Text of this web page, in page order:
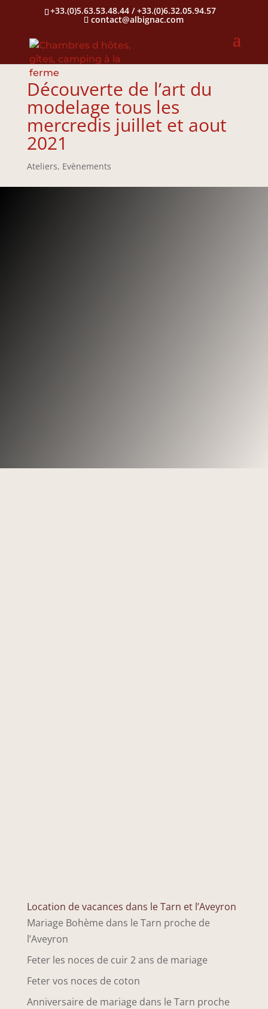
+33.(0)5.63.53.48.44 / +33.(0)6.32.05.94.57
contact@albignac.com
Découverte de l’art du
modelage tous les
mercredis juillet et aout
2021
Ateliers, Evènements
Location de vacances dans le Tarn et l’Aveyron
Mariage Bohème dans le Tarn proche de
l’Aveyron
Feter les noces de cuir 2 ans de mariage
Feter vos noces de coton
Anniversaire de mariage dans le Tarn proche